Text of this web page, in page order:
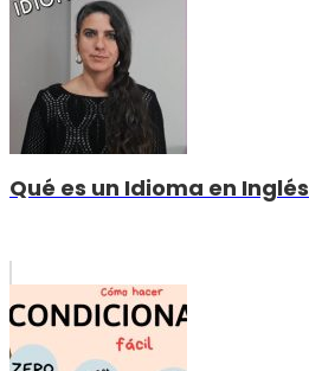
Qué es un Idioma en Inglés